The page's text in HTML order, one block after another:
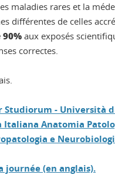
maladies rares et la
différentes de celles
aux exposés
correctes.
Studiorum - Università
Italiana Anatomia
e
journée (en anglais).